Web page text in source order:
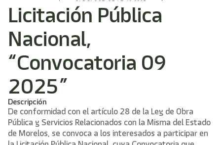
Licitación Pública
Nacional,
“Convocatoria 09
2025”
Descripción
De conformidad con el artículo 28 de la Ley de Obra
Pública y Servicios Relacionados con la Misma del Estado
de Morelos, se convoca a los interesados a participar en